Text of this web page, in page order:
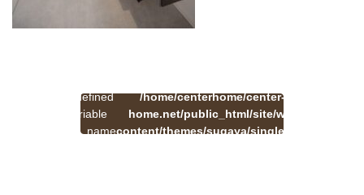
Undefined
variable
$cat_name
/home/centerhome/center-
home.net/public_html/site/wp-
content/themes/sugaya/single.php